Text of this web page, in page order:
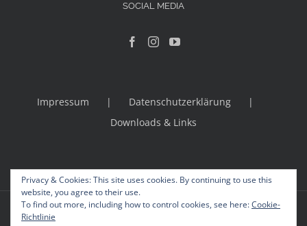
SOCIAL MEDIA
Impressum
Datenschutzerklärung
Downloads & Links
© Copyright 2012 -
Privacy & Cookies: This site uses cookies. By continuing to use this
website, you agree to their use.
To find out more, including how to control cookies, see here:Cookie-
Richtlinie